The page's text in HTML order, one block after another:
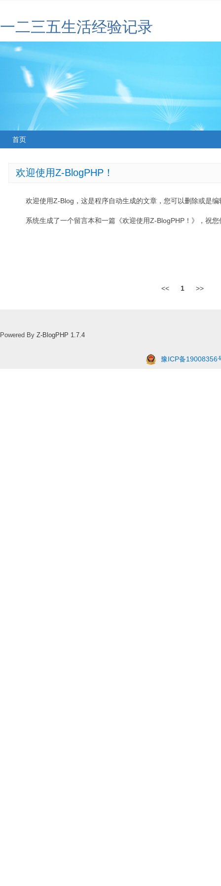
一二三五生活经验记录
首页
欢迎使用Z-BlogPHP！
欢迎使用Z-Blog，这是程序自动生成的文章，您可以删除或是编
系统生成了一个留言本和一篇《欢迎使用Z-BlogPHP！》，祝
<< 1 >>
Powered By Z-BlogPHP 1.7.4
豫ICP备19008356